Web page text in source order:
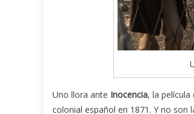
Uno llora ante Inocencia, la
colonial español en 1871. Y no son